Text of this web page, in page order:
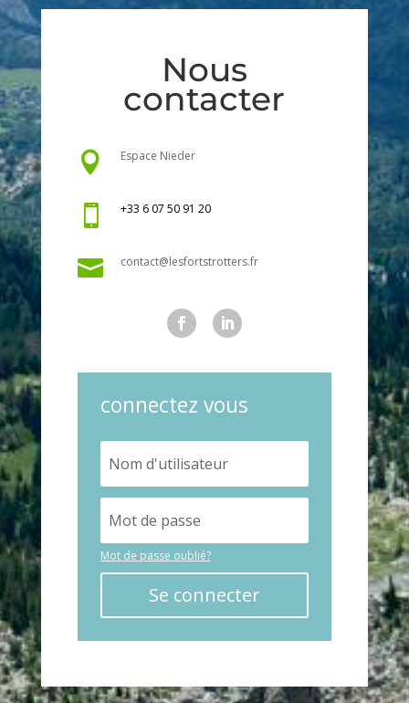
Nous
contacter
 Espace Nieder
 +33 6 07 50 91 20
 contact@lesfortstrotters.fr
connectez vous
Mot de passe oublié?
Se connecter